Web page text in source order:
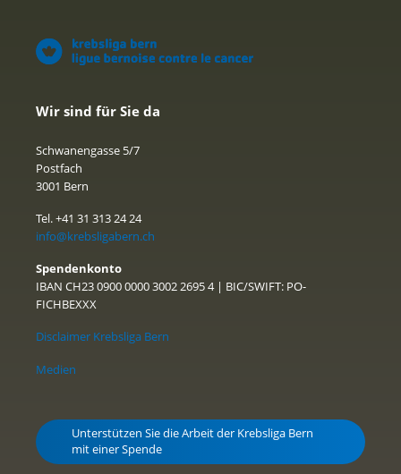
Wir sind für Sie da
Schwanengasse 5/7
Postfach
3001 Bern
Tel. +41 31 313 24 24
info@krebsligabern.ch
Spendenkonto
IBAN CH23 0900 0000 3002 2695 4 | BIC/SWIFT: PO-
FICHBEXXX
Disclaimer Krebsliga Bern
Medien
Unterstützen Sie die Arbeit der Krebsliga Bern
mit einer Spende